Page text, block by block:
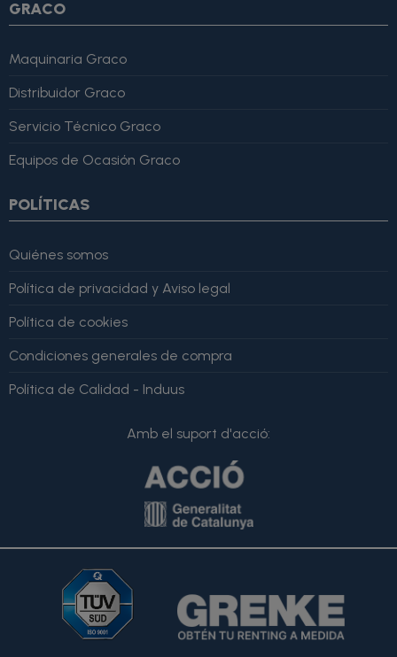
GRACO
Maquinaria Graco
Distribuidor Graco
Servicio Técnico Graco
Equipos de Ocasión Graco
POLÍTICAS
Quiénes somos
Política de privacidad y Aviso legal
Política de cookies
Condiciones generales de compra
Política de Calidad - Induus
Amb el suport d'acció: